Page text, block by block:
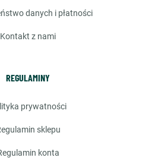
danych i płatności
kontakt z nami
REGULAMINY
prywatności
regulamin sklepu
regulamin konta